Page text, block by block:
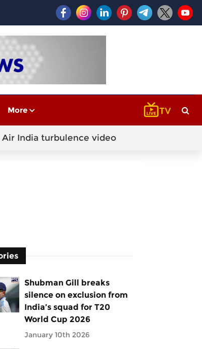
More
Air India turbulence video
Shubman Gill breaks
silence on exclusion from
India’s squad for T20
World Cup 2026
January 10th 2026